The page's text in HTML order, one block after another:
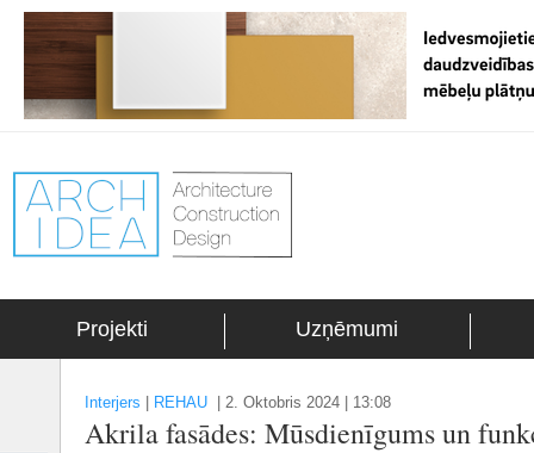
Projekti Uzņēmumi
Interjers REHAU 2. Oktobris 2024 | 13:08
Akrila fasādes: Mūsdienīgums un